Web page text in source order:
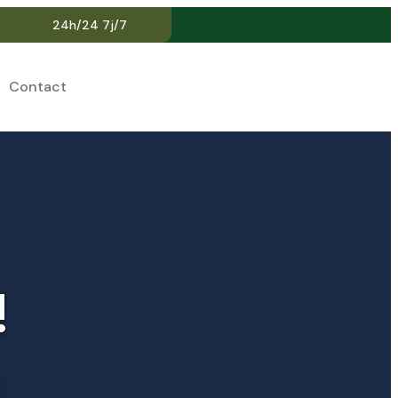
24h/24 7j/7
Contact